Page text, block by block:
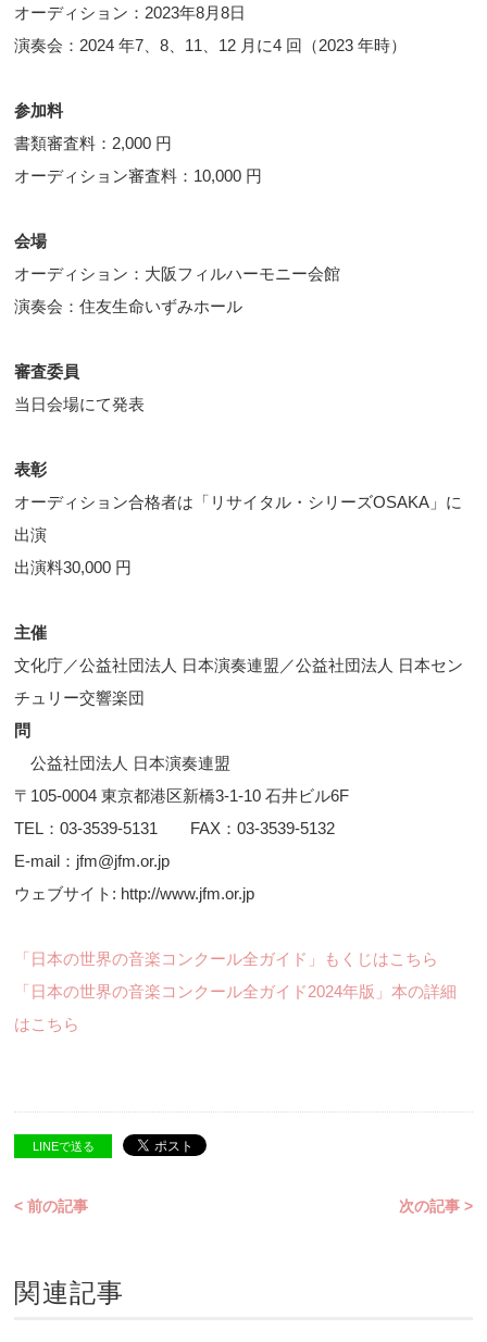
オーディション：2023年8月8日
演奏会：2024 年7、8、11、12 月に4 回（2023 年時）
参加料
書類審査料：2,000 円
オーディション審査料：10,000 円
会場
オーディション：大阪フィルハーモニー会館
演奏会：住友生命いずみホール
審査委員
当日会場にて発表
表彰
オーディション合格者は「リサイタル・シリーズOSAKA」に
出演
出演料30,000 円
主催
文化庁／公益社団法人 日本演奏連盟／公益社団法人 日本セン
チュリー交響楽団
問
公益社団法人 日本演奏連盟
〒105-0004 東京都港区新橋3-1-10 石井ビル6F
TEL：03-3539-5131 FAX：03-3539-5132
E-mail：jfm@jfm.or.jp
ウェブサイト: http://www.jfm.or.jp
「日本の世界の音楽コンクール全ガイド」もくじはこちら
「日本の世界の音楽コンクール全ガイド2024年版」本の詳細
はこちら
LINEで送る
< 前の記事 次の記事 >
関連記事